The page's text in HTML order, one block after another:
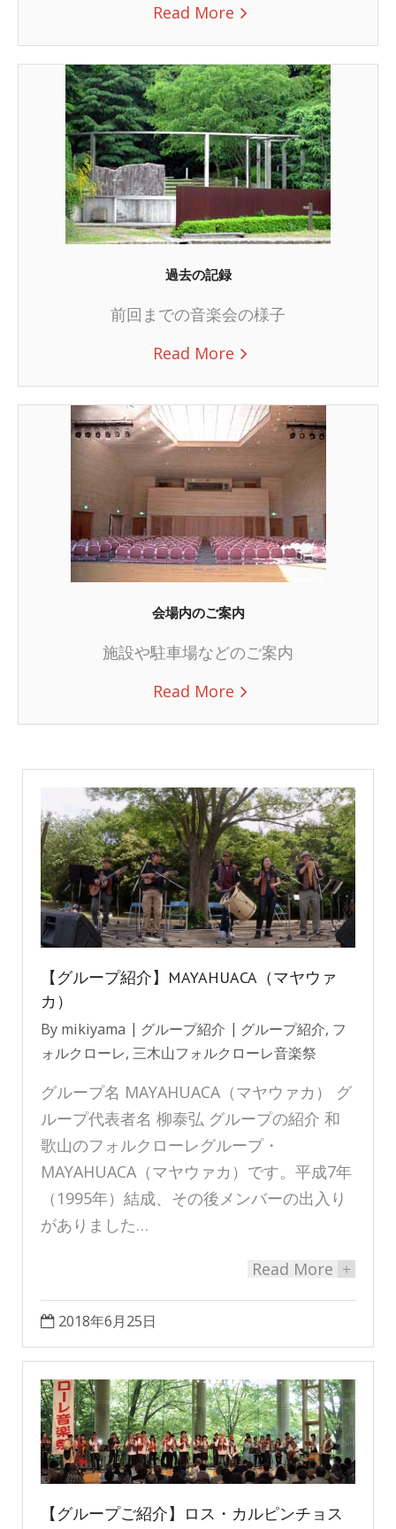
Read More
過去の記録
前回までの音楽会の様子
Read More
会場内のご案内
施設や駐車場などのご案内
Read More
【グループ紹介】MAYAHUACA（マヤウァ
カ）
By mikiyama グループ紹介 グループ紹介, フ
ォルクローレ, 三木山フォルクローレ音楽祭
グループ名 MAYAHUACA（マヤウァカ） グ
ループ代表者名 柳泰弘 グループの紹介 和
歌山のフォルクローレグループ・
MAYAHUACA（マヤウァカ）です。平成7年
（1995年）結成、その後メンバーの出入り
がありました…
Read More +
2018年6月25日
【グループご紹介】ロス・カルピンチョス